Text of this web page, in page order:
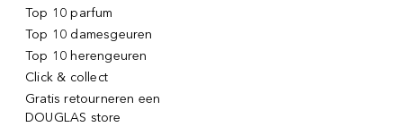
Top 10 parfum
Top 10 damesgeuren
Top 10 herengeuren
Click & collect
Gratis retourneren een
DOUGLAS store